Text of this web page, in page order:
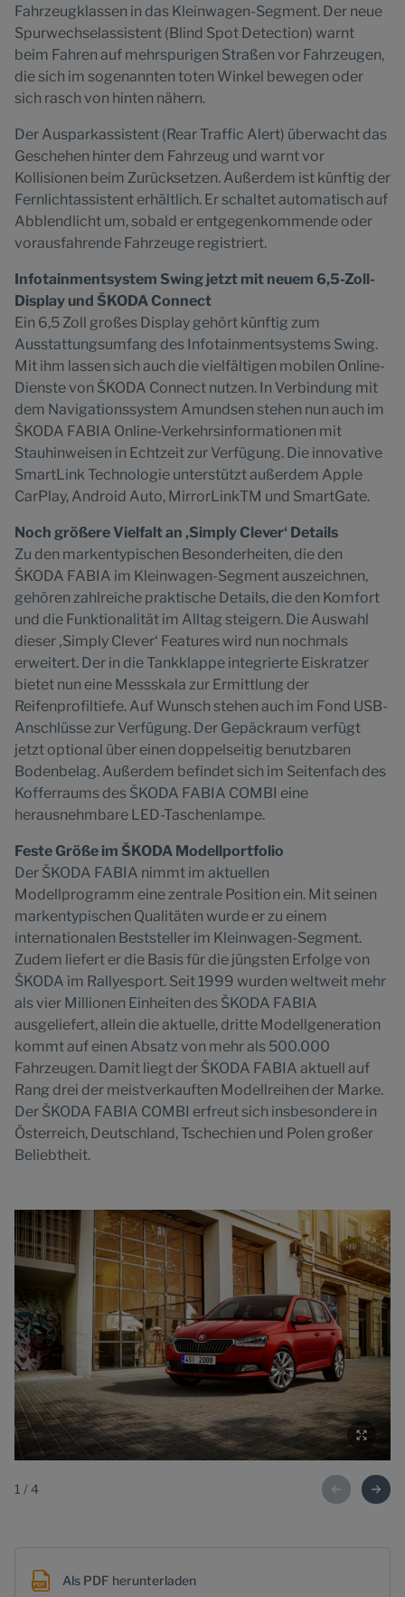
Fahrzeugklassen in das Kleinwagen-Segment. Der neue
Spurwechselassistent (Blind Spot Detection) warnt
beim Fahren auf mehrspurigen Straßen vor Fahrzeugen,
die sich im sogenannten toten Winkel bewegen oder
sich rasch von hinten nähern.
Der Ausparkassistent (Rear Traffic Alert) überwacht das
Geschehen hinter dem Fahrzeug und warnt vor
Kollisionen beim Zurücksetzen. Außerdem ist künftig der
Fernlichtassistent erhältlich. Er schaltet automatisch auf
Abblendlicht um, sobald er entgegenkommende oder
vorausfahrende Fahrzeuge registriert.
Infotainmentsystem Swing jetzt mit neuem 6,5-Zoll-
Display und ŠKODA Connect
Ein 6,5 Zoll großes Display gehört künftig zum
Ausstattungsumfang des Infotainmentsystems Swing.
Mit ihm lassen sich auch die vielfältigen mobilen Online-
Dienste von ŠKODA Connect nutzen. In Verbindung mit
dem Navigationssystem Amundsen stehen nun auch im
ŠKODA FABIA Online-Verkehrsinformationen mit
Stauhinweisen in Echtzeit zur Verfügung. Die innovative
SmartLink Technologie unterstützt außerdem Apple
CarPlay, Android Auto, MirrorLinkTM und SmartGate.
Noch größere Vielfalt an ‚Simply Clever‘ Details
Zu den markentypischen Besonderheiten, die den
ŠKODA FABIA im Kleinwagen-Segment auszeichnen,
gehören zahlreiche praktische Details, die den Komfort
und die Funktionalität im Alltag steigern. Die Auswahl
dieser ‚Simply Clever‘ Features wird nun nochmals
erweitert. Der in die Tankklappe integrierte Eiskratzer
bietet nun eine Messskala zur Ermittlung der
Reifenprofiltiefe. Auf Wunsch stehen auch im Fond USB-
Anschlüsse zur Verfügung. Der Gepäckraum verfügt
jetzt optional über einen doppelseitig benutzbaren
Bodenbelag. Außerdem befindet sich im Seitenfach des
Kofferraums des ŠKODA FABIA COMBI eine
herausnehmbare LED-Taschenlampe.
Feste Größe im ŠKODA Modellportfolio
Der ŠKODA FABIA nimmt im aktuellen
Modellprogramm eine zentrale Position ein. Mit seinen
markentypischen Qualitäten wurde er zu einem
internationalen Beststeller im Kleinwagen-Segment.
Zudem liefert er die Basis für die jüngsten Erfolge von
ŠKODA im Rallyesport. Seit 1999 wurden weltweit mehr
als vier Millionen Einheiten des ŠKODA FABIA
ausgeliefert, allein die aktuelle, dritte Modellgeneration
kommt auf einen Absatz von mehr als 500.000
Fahrzeugen. Damit liegt der ŠKODA FABIA aktuell auf
Rang drei der meistverkauften Modellreihen der Marke.
Der ŠKODA FABIA COMBI erfreut sich insbesondere in
Österreich, Deutschland, Tschechien und Polen großer
Beliebtheit.
1 /4
Als PDF herunterladen